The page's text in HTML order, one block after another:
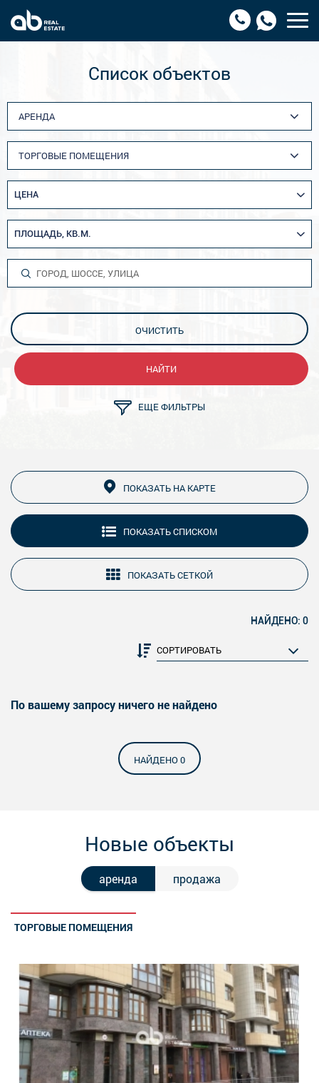
Список объектов
АРЕНДА
ТОРГОВЫЕ ПОМЕЩЕНИЯ
ЦЕНА
ПЛОЩАДЬ, КВ.М.
ЕЩЕ ФИЛЬТРЫ
ОЧИСТИТЬ
НАЙТИ
ПОКАЗАТЬ НА КАРТЕ
ПОКАЗАТЬ СПИСКОМ
ПОКАЗАТЬ СЕТКОЙ
НАЙДЕНО: 0
По вашему запросу ничего не найдено
НАЙДЕНО 0
Новые объекты
аренда продажа
ТОРГОВЫЕ ПОМЕЩЕНИЯ